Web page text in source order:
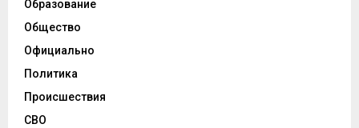
Образование
Общество
Официально
Политика
Происшествия
СВО